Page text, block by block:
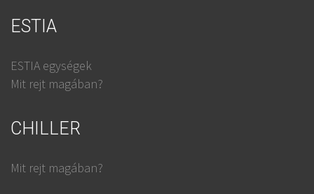
ESTIA
ESTIA egységek
Mit rejt magában?
CHILLER
Mit rejt magában?